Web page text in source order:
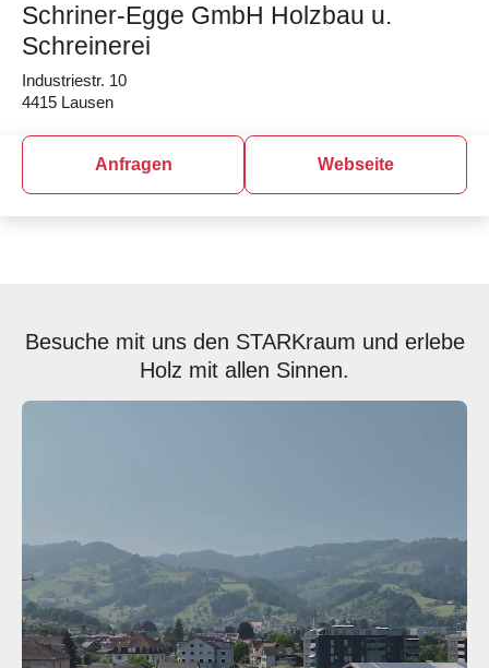
Schriner-Egge GmbH Holzbau u.
Schreinerei
Industriestr. 10
4415 Lausen
Anfragen Webseite
Besuche mit uns den STARKraum und erlebe
Holz mit allen Sinnen.